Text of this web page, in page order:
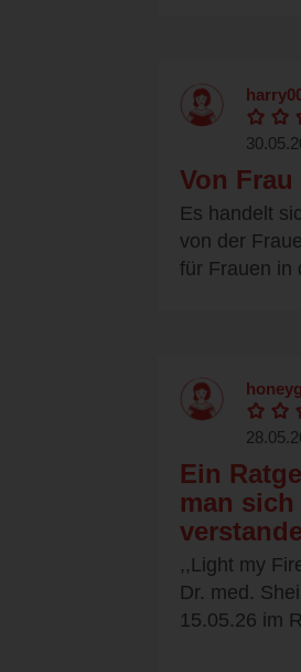
Von Frau
Es handelt
von der
für Frauen in
Ein
man sich
,,Light my
Dr. med.
15.05.26 im